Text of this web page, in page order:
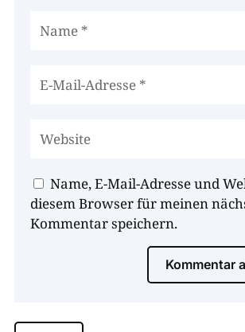
Name, E-Mail-Adresse und
diesem Browser für meinen
Kommentar speichern.
Kommentar